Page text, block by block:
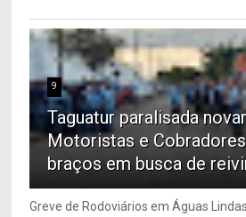
9
Taguatur paralisada
Motoristas e
braços em busca de
Greve de Rodoviários em Águas